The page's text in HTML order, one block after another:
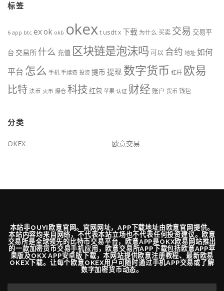
标签
6 app btc exok okb okext usdtx下载 为什么 买卖 交易 交易平
台 交易所 什么 充值 区块链是泡沫吗 可以 合约 地址 如何
平台 怎么 手机 手续费 投资 提币 提现 数字货币 杠杆 欧易
比特法币 火币 爆仓 科技 红包 苹果 认证 财经 账户 货币 钱包
分类
OKEX 欧意交易
本站非OUYI欧意官网。官网网址，APP下载地址由欧意官网提供。
本站内容均来自网络，不代表本站立场也不代表任何投资建议。欧意
交易所是全球领先的比特币交易平台，欧意APP是OKX欧易网站推出
的一款加密货币交易手机应用，欧意交易所APP下载包括欧意APP苹
果版及OKX APP安卓版下载，本网站提供欧意注册教程、最新欧易
OKEX下载。让每个欧意OKEX用户可随时通过手机APP交易或了解
数字加密货币动态。